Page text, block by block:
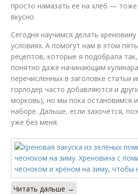
просто намазать ее на хлеб — тоже
вкусно.
Сегодня научимся делать
условиях. А помогут нам в этом
рецептов, которые я подобрала
понятно даже начинающим
перечисленных в заголовке статьи
горлодер часто добавляются и
морковь), но мы пока остановимся
наборе. Дальше, если захочется,
уже без меня.
Читать дальше →